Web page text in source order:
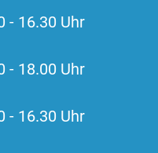
16.30 Uhr
18.00 Uhr
16.30 Uhr